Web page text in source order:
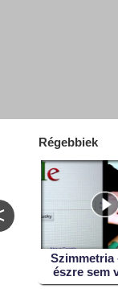
Régebbiek
Szimmetria
észre sem